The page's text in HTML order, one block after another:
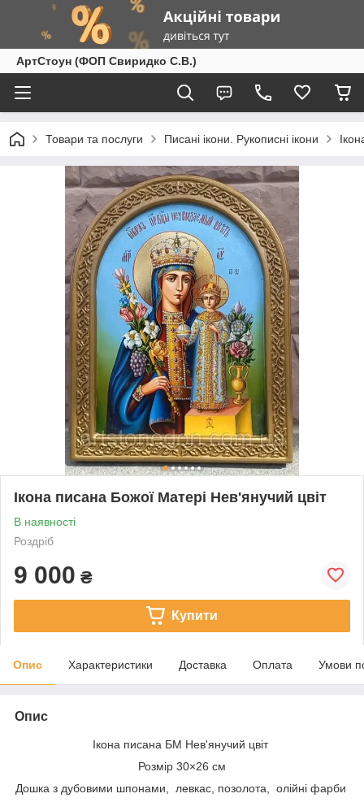
АртСтоун (ФОП Свиридко С.В.)
Товари та послуги Писані ікони. Рукописні ікони
Ікона писана Божої Матері Нев'янучий цвіт
В наявності
Роздріб
9 000 ₴
Купити
Опис Характеристики Доставка Оплата Умови
Опис
Ікона писана БМ Нев'янучий цвіт
Розмір 30×26 см
Дошка з дубовими шпонами, левкас, позолота, олійні фарби